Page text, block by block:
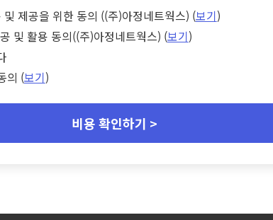
제공을 위한 동의 ((주)아정네트웍스) (보기)
및 활용 동의((주)아정네트웍스) (보기)
의 (보기)
비용 확인하기 >